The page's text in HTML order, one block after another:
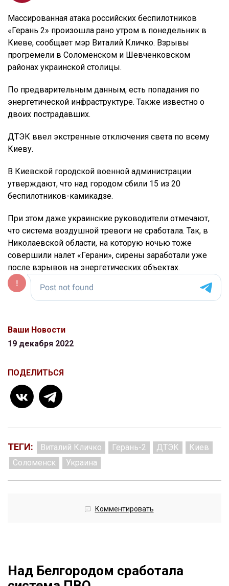
Массированная атака российских беспилотников
«Герань 2» произошла рано утром в понедельник в
Киеве, сообщает мэр Виталий Кличко. Взрывы
прогремели в Соломенском и Шевченковском
районах украинской столицы.
По предварительным данным, есть попадания по
энергетической инфраструктуре. Также известно о
двоих пострадавших.
ДТЭК ввел экстренные отключения света по всему
Киеву.
В Киевской городской военной администрации
утверждают, что над городом сбили 15 из 20
беспилотников-камикадзе.
При этом даже украинские руководители отмечают,
что система воздушной тревоги не сработала. Так, в
Николаевской области, на которую ночью тоже
совершили налет «Герани», сирены заработали уже
после взрывов на энергетических объектах.
Ваши Новости
19 декабря 2022
ПОДЕЛИТЬСЯ
ТЕГИ: Виталий Кличко Герань-2 ДТЭК
Киев
Соломенск
Украина
Комментировать
Над Белгородом сработала